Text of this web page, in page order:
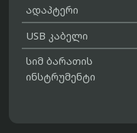
ადაპტერი
USB კაბელი
სიმ ბარათის
ინსტრუმენტი